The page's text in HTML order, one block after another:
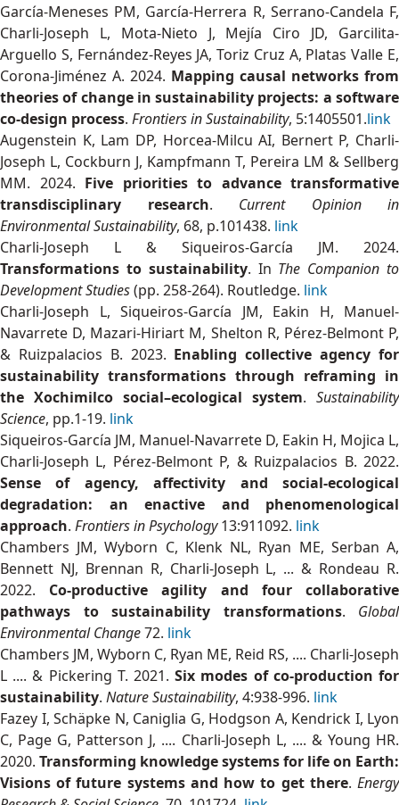
García-Meneses PM, García-Herrera R, Serrano-Candela F,
Charli-Joseph L, Mota-Nieto J, Mejía Ciro JD, Garcilita-
Arguello S, Fernández-Reyes JA, Toriz Cruz A, Platas Valle E,
Corona-Jiménez A. 2024. Mapping causal networks from
theories of change in sustainability projects: a software
co-design process. Frontiers in Sustainability, 5:1405501.link
Augenstein K, Lam DP, Horcea-Milcu AI, Bernert P, Charli-
Joseph L, Cockburn J, Kampfmann T, Pereira LM & Sellberg
MM. 2024. Five priorities to advance transformative
transdisciplinary research. Current Opinion in
Environmental Sustainability, 68, p.101438. link
Charli-Joseph L & Siqueiros-García JM. 2024.
Transformations to sustainability. In The Companion to
Development Studies(pp. 258-264). Routledge. link
Charli-Joseph L, Siqueiros-García JM, Eakin H, Manuel-
Navarrete D, Mazari-Hiriart M, Shelton R, Pérez-Belmont P,
& Ruizpalacios B. 2023. Enabling collective agency for
sustainability transformations through reframing in
the Xochimilco social–ecological system. Sustainability
Science, pp.1-19. link
Siqueiros-García JM, Manuel-Navarrete D, Eakin H, Mojica L,
Charli-Joseph L, Pérez-Belmont P, & Ruizpalacios B. 2022.
Sense of agency, affectivity and social-ecological
degradation: an enactive and phenomenological
approach. Frontiers in Psychology13:911092. link
Chambers JM, Wyborn C, Klenk NL, Ryan ME, Serban A,
Bennett NJ, Brennan R, Charli-Joseph L, ... & Rondeau R.
2022. Co-productive agility and four collaborative
pathways to sustainability transformations. Global
Environmental Change72. link
Chambers JM, Wyborn C, Ryan ME, Reid RS, .... Charli-Joseph
L .... & Pickering T. 2021.Six modes of co-production for
sustainability. Nature Sustainability, 4:938-996. link
Fazey I, Schäpke N, Caniglia G, Hodgson A, Kendrick I, Lyon
C, Page G, Patterson J, .... Charli-Joseph L, .... & Young HR.
2020. Transforming knowledge systems for life on Earth:
Visions of future systems and how to get there.Energy